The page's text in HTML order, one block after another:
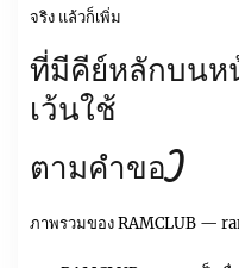
จริง แล้วก็เพิ่ม
ที่มีคีย์หลักบนห
เว้นใช้
ตามคำขอ)
ภาพรวมของ RAMCLUB —